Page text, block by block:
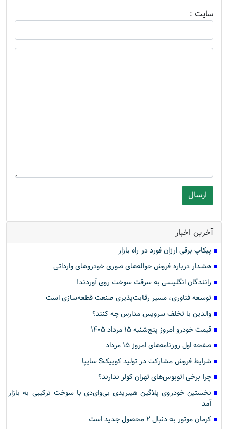
سايت :
آخرین اخبار
پیکاپ برقی ارزان فورد در راه بازار
هشدار درباره فروش حواله‌های صوری خودروهای وارداتی
رانندگان انگلیسی به سرقت سوخت روی آوردند!
توسعه فناوری، مسیر رقابت‌پذیری صنعت قطعه‌سازی است
والدین با تخلف سرویس مدارس چه کنند؟
قیمت خودرو امروز پنج‌شنبه ۱۵ مرداد ۱۴۰۵
صفحه اول روزنامه‌های امروز ۱۵ مرداد
شرایط فروش مشارکت در تولید کوییکS سایپا
چرا برخی اتوبوس‌های تهران کولر ندارند؟
نخستین خودروی پلاگین هیبریدی بی‌وای‌دی با سوخت ترکیبی به بازار
آمد
کرمان موتور به دنبال ۲ محصول جدید است